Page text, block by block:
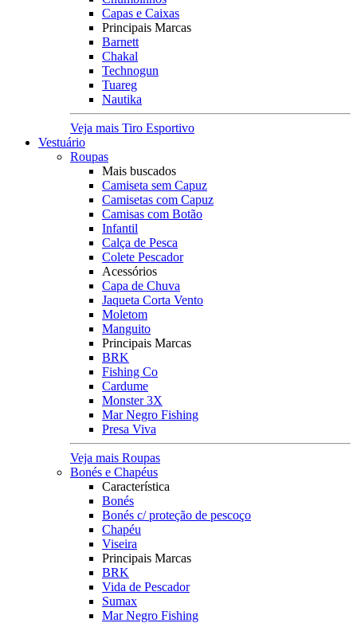
Capas e Caixas
Principais Marcas
Barnett
Chakal
Technogun
Tuareg
Nautika
Veja mais Tiro Esportivo
Vestuário
Roupas
Mais buscados
Camiseta sem Capuz
Camisetas com Capuz
Camisas com Botão
Infantil
Calça de Pesca
Colete Pescador
Acessórios
Capa de Chuva
Jaqueta Corta Vento
Moletom
Manguito
Principais Marcas
BRK
Fishing Co
Cardume
Monster 3X
Mar Negro Fishing
Presa Viva
Veja mais Roupas
Bonés e Chapéus
Característica
Bonés
Bonés c/ proteção de pescoço
Chapéu
Viseira
Principais Marcas
BRK
Vida de Pescador
Sumax
Mar Negro Fishing